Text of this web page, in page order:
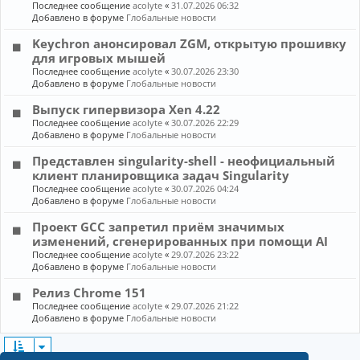
Последнее сообщениеacolyte «31.07.2026 06:32
Добавлено в форуме Глобальные новости
Keychron анонсировал ZGM, открытую прошивку
для игровых мышей
Последнее сообщениеacolyte «30.07.2026 23:30
Добавлено в форуме Глобальные новости
Выпуск гипервизора Xen 4.22
Последнее сообщениеacolyte «30.07.2026 22:29
Добавлено в форуме Глобальные новости
Представлен singularity-shell - неофициальный
клиент планировщика задач Singularity
Последнее сообщениеacolyte «30.07.2026 04:24
Добавлено в форуме Глобальные новости
Проект GCC запретил приём значимых
изменений, сгенерированных при помощи AI
Последнее сообщениеacolyte «29.07.2026 23:22
Добавлено в форуме Глобальные новости
Релиз Chrome 151
Последнее сообщениеacolyte «29.07.2026 21:22
Добавлено в форуме Глобальные новости